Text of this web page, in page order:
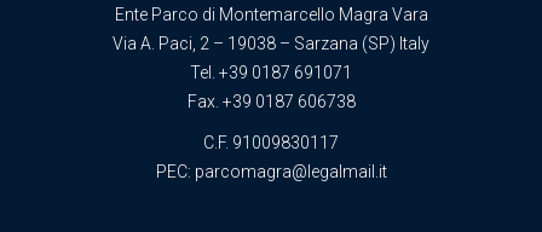
Ente Parco di Montemarcello Magra Vara
Via A. Paci, 2 – 19038 – Sarzana (SP) Italy
Tel. +39 0187 691071
Fax. +39 0187 606738
C.F. 91009830117
PEC: parcomagra@legalmail.it